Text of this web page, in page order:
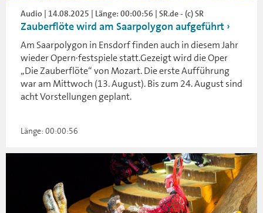
Audio | 14.08.2025 | Länge: 00:00:56 | SR.de - (c) SR
Zauberflöte wird am Saarpolygon aufgeführt
Am Saarpolygon in Ensdorf finden auch in diesem Jahr
wieder Opern·festspiele statt.Gezeigt wird die Oper
„Die Zauberflöte“ von Mozart. Die erste Aufführung
war am Mittwoch (13. August). Bis zum 24. August sind
acht Vorstellungen geplant.
Länge: 00:00:56